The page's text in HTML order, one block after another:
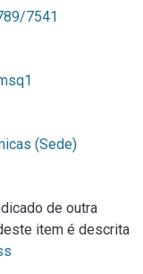
7541
(Sede)
de outra
item é descrita